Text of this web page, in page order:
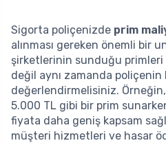
Sigorta poliçenizde prim
alınması gereken önemli bir
şirketlerinin sunduğu primleri
değil aynı zamanda poliçenin
değerlendirmelisiniz.
5.000 TL gibi bir prim
fiyata daha geniş kapsam
müşteri hizmetleri ve hasar